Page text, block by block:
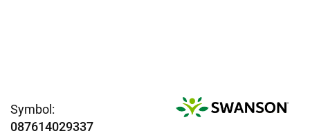
Symbol:
087614029337